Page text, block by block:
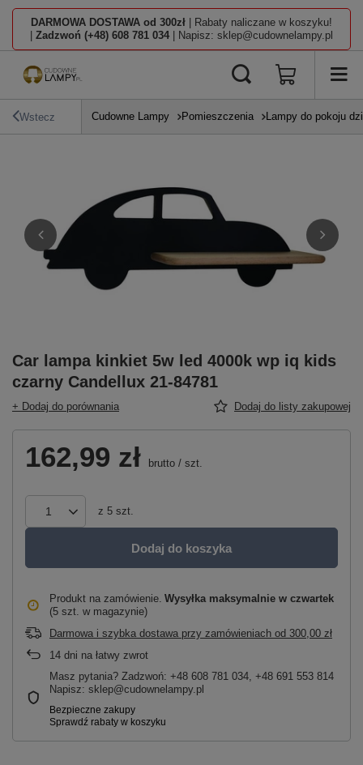
DARMOWA DOSTAWA od 300zł | Rabaty naliczane w koszyku!
Zadzwoń (+48) 608 781 034 | Napisz: sklep@cudownelampy.pl
Wstecz Cudowne Lampy Pomieszczenia Lampy do pokoju
Car lampa kinkiet 5w led 4000k wp iq kids
czarny Candellux 21-84781
+ Dodaj do porównania Dodaj do listy zakupowej
162,99 zł brutto / szt.
z 5 szt.
Dodaj do koszyka
Produkt na zamówienie Wysyłka maksymalnie w czwartek
(5 szt. w magazynie)
Darmowa i szybka dostawa przy zamówieniach od 300,00 zł
14 dni na łatwy zwrot
Masz pytania? Zadzwoń: +48 608 781 034, +48 691 553 814
Napisz: sklep@cudownelampy.pl